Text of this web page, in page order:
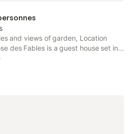
and views of garden, Location
des Fables is a guest house set in a
Thierry, 48 km from Epernay Train